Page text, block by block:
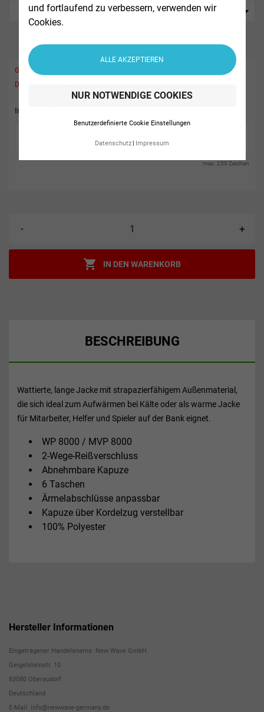
und fortlaufend zu verbessern, verwenden wir
Cookies.
ALLE AKZEPTIEREN
NUR NOTWENDIGE COOKIES
Benutzerdefinierte Cookie Einstellungen
Datenschutz Impressum
Geben sie hier ihren individuellen Text ein und wählen Sie die gewünschte
Druck-Option aus!
Initialen (2 Zeichen)
max. 250 Zeichen
- +
 IN DEN WARENKORB
BESCHREIBUNG
Wattierte, lange Jacke mit strapazierfähigem Außenmaterial,
die sich ideal zum Aufwärmen bei Kälte oder als warme Jacke
für Mitarbeiter, Helfer und Spieler auf der Bank eignet.
WP 8000 / MVP 8000
2-Wege-Reißverschluss
Abnehmbare Kapuze
6 Taschen
Ärmelabschlüsse anpassbar
Kapuze über Kordelzug verstellbar
100% Polyester
Hersteller Informationen
Eingetragener Handelsname: New Wave GmbH
Geigelsteinstr. 10
83080 Oberaudorf
Deutschland
E-Mail: info@newwave-germany.de